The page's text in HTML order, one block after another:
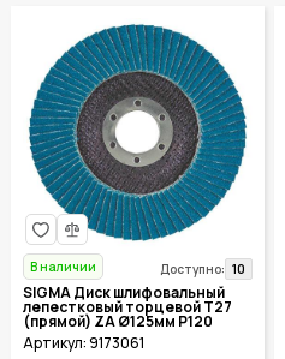
В наличии Доступно: 10
SIGMA Диск шлифовальный
лепестковый торцевой Т27
(прямой) ZA Ø125мм P120
9173061
Артикул: 9173061